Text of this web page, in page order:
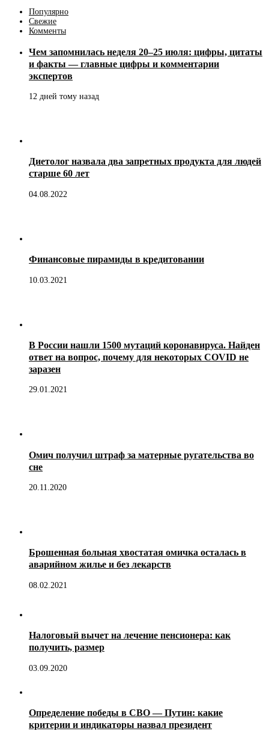
Популярно
Свежие
Комменты
Чем запомнилась неделя 20–25 июля: цифры, цитаты
и факты — главные цифры и комментарии
экспертов
12 дней тому назад
Диетолог назвала два запретных продукта для людей
старше 60 лет
04.08.2022
Финансовые пирамиды в кредитовании
10.03.2021
В России нашли 1500 мутаций коронавируса. Найден
ответ на вопрос, почему для некоторых COVID не
заразен
29.01.2021
Омич получил штраф за матерные ругательства во
сне
20.11.2020
Брошенная больная хвостатая омичка осталась в
аварийном жилье и без лекарств
08.02.2021
Налоговый вычет на лечение пенсионера: как
получить, размер
03.09.2020
Определение победы в СВО — Путин: какие
критерии и индикаторы назвал президент